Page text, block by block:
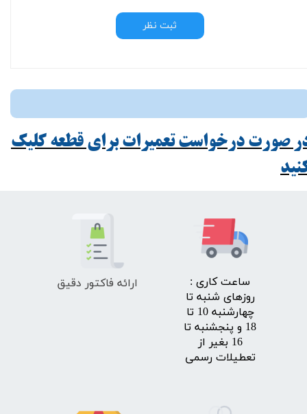
ثبت نظر
صورت درخواست تعمیرات برای قطعه کلیک
​ساعت کاری :
روزهای شنبه تا
چهارشنبه 10 تا
18 و پنجشنبه تا
16 بغیر از
تعطیلات رسمی
ارائه فاکتور دقیق